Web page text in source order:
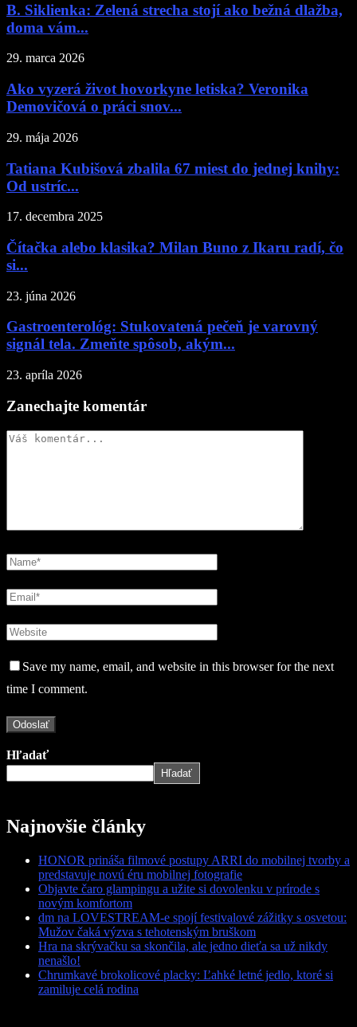
B. Siklienka: Zelená strecha stojí ako bežná dlažba,
doma vám...
29. marca 2026
Ako vyzerá život hovorkyne letiska? Veronika
Demovičová o práci snov...
29. mája 2026
Tatiana Kubišová zbalila 67 miest do jednej knihy:
Od ustríc...
17. decembra 2025
Čítačka alebo klasika? Milan Buno z Ikaru radí, čo
si...
23. júna 2026
Gastroenterológ: Stukovatená pečeň je varovný
signál tela. Zmeňte spôsob, akým...
23. apríla 2026
Zanechajte komentár
Save my name, email, and website in this browser for the next
time I comment.
Hľadať
Hľadať
Najnovšie články
HONOR prináša filmové postupy ARRI do mobilnej tvorby a
predstavuje novú éru mobilnej fotografie
Objavte čaro glampingu a užite si dovolenku v prírode s
novým komfortom
dm na LOVESTREAM-e spojí festivalové zážitky s osvetou:
Mužov čaká výzva s tehotenským bruškom
Hra na skrývačku sa skončila, ale jedno dieťa sa už nikdy
nenašlo!
Chrumkavé brokolicové placky: Ľahké letné jedlo, ktoré si
zamiluje celá rodina